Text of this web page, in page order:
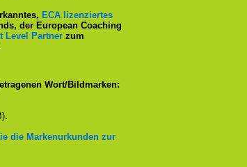
ECA lizenziertes
der European Coaching
Level Partner zum
Wort/Bildmarken:
die Markenurkunden zur